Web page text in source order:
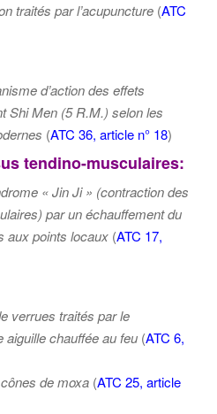
traités par l’acupuncture (ATC
d’action des effets
Shi Men (5 R.M.) selon les
(ATC 36, article n° 18)
tendino-musculaires:
« Jin Ji » (contraction des
par un échauffement du
aux points locaux (ATC 17,
verrues traités par le
chauffée au feu (ATC 6,
de moxa (ATC 25, article